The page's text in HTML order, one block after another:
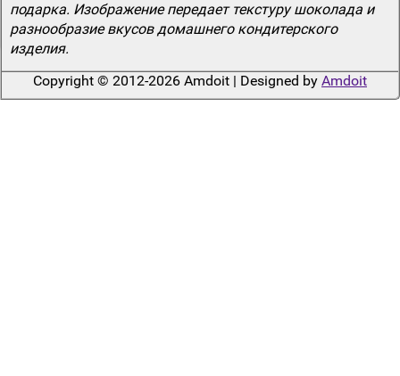
подарка. Изображение передает текстуру шоколада и
разнообразие вкусов домашнего кондитерского
изделия.
Copyright © 2012-2026 Amdoit | Designed by Amdoit